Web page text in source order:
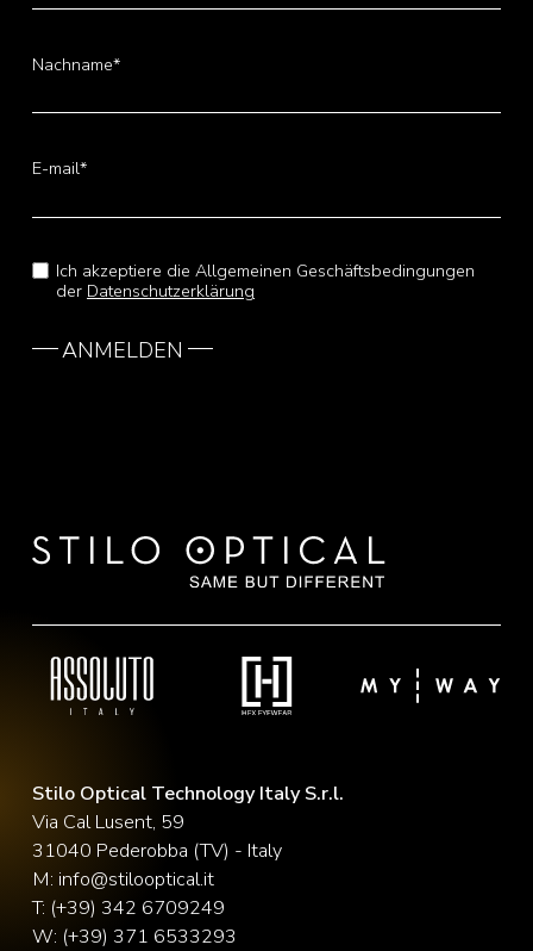
Nachname*
E-mail*
Ich akzeptiere die Allgemeinen Geschäftsbedingungen
der Datenschutzerklärung
ANMELDEN
Stilo Optical Technology Italy S.r.l.
Via Cal Lusent, 59
31040 Pederobba (TV) - Italy
M: info@stilooptical.it
T: (+39) 342 6709249
W: (+39) 371 6533293